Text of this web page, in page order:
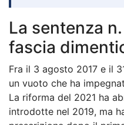
La sentenza
fascia
Fra il 3 agosto 2017 e il
un vuoto che ha
La riforma del 2021 ha
introdotte nel 2019, ma